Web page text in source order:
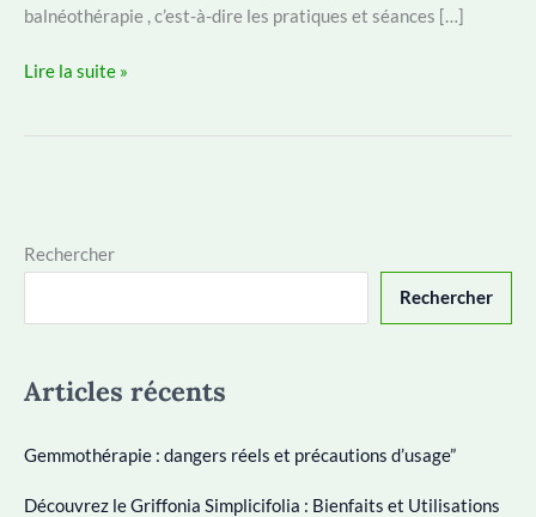
balnéothérapie , c’est-à-dire les pratiques et séances […]
Balnéothérapie
quels
les
?
Lire la suite »
Rechercher
Rechercher
Articles récents
Gemmothérapie : dangers réels et précautions d’usage”
Découvrez le Griffonia Simplicifolia : Bienfaits et Utilisations